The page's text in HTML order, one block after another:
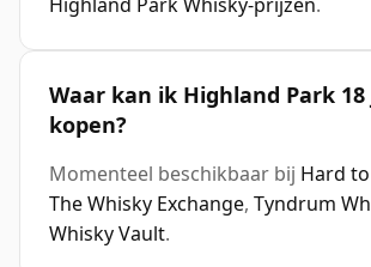
Waar kan ik Highland Park
kopen?
Momenteel beschikbaar bij Hard
The Whisky Exchange, Tyndrum
Whisky Vault.